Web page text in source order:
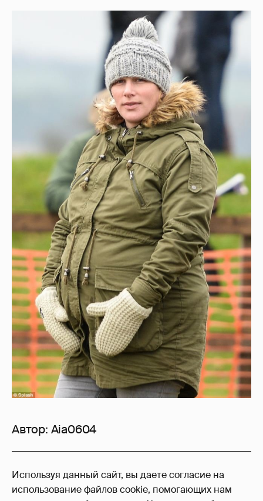
Используя данный сайт, вы даете согласие на
использование файлов cookie, помогающих нам
Автор: Aia0604
0
Войдите в аккаунт, чтобы читать и